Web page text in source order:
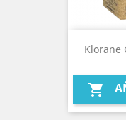
Klorane
